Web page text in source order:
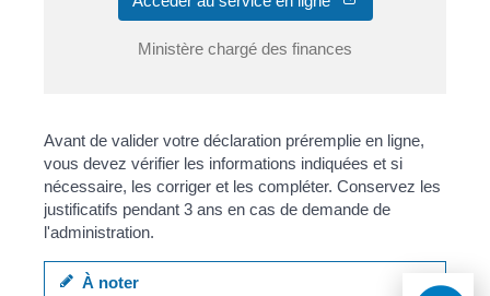
Ministère chargé des finances
Avant de valider votre déclaration préremplie en ligne,
vous devez vérifier les informations indiquées et si
nécessaire, les corriger et les compléter. Conservez les
justificatifs pendant 3 ans en cas de demande de
l'administration.
À noter